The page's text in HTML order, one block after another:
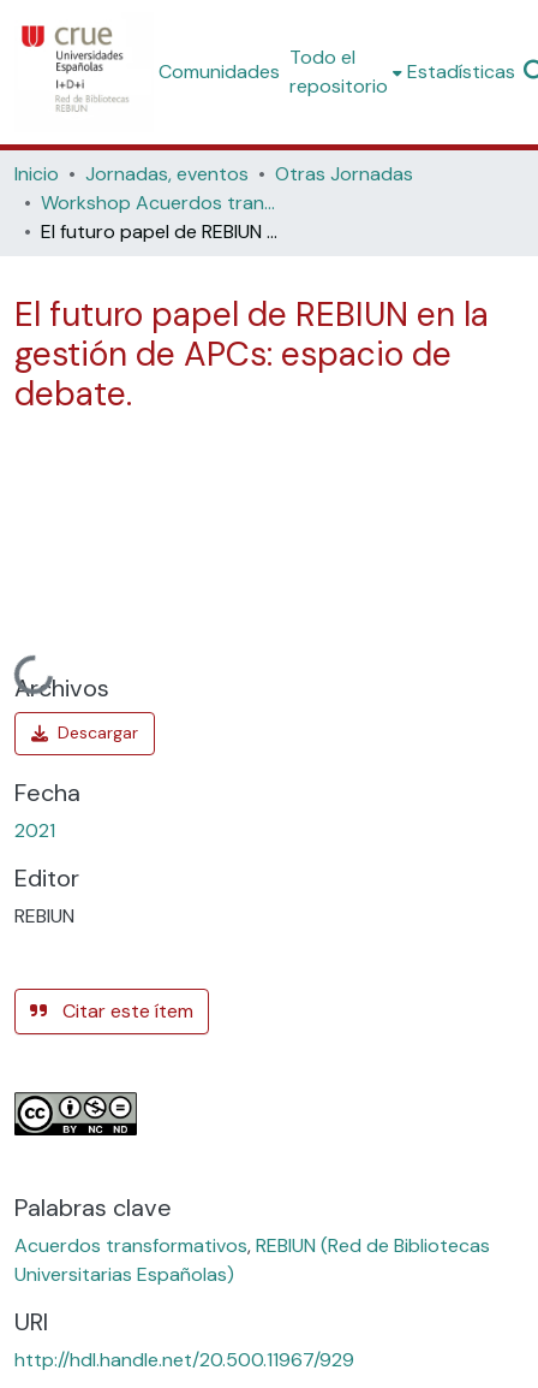
Comunidades
Todo el
repositorio
Estadísticas
Inicio Jornadas, eventos
Otras Jornadas
Workshop Acuerdos transformativos I: presente y futuro. 2021
El futuro papel de REBIUN en la gestión de APCs: espacio de debate.
El futuro papel de REBIUN en la
gestión de APCs: espacio de
debate.
Cargando...
Archivos
Fecha
2021
Editor
REBIUN
Citar este ítem
Palabras clave
Acuerdos transformativos,REBIUN (Red de Bibliotecas
Universitarias Españolas)
URI
http://hdl.handle.net/20.500.11967/929